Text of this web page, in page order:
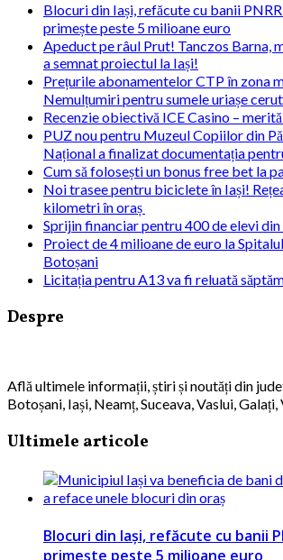
Blocuri din Iași, refăcute cu banii
primește peste 5 milioane euro
Apeduct pe râul Prut! Tanczos Barna,
a semnat proiectul la Iași!
Prețurile abonamentelor CTP în zona
Nemulțumiri pentru sumele uriașe
Recenzie obiectivă ICE Casino – merită
PUZ nou pentru Muzeul Copiilor din
Național a finalizat documentația
Cum să folosești un bonus free bet la
Noi trasee pentru biciclete în Iași!
kilometri în oraș
Sprijin financiar pentru 400 de elevi din
Proiect de 4 milioane de euro la
Botoșani
Licitația pentru A13 va fi reluată
Despre
Află ultimele informații, știri și noutăți din
Botoșani, Iași, Neamț, Suceava, Vaslui, Galați,
Ultimele articole
Blocuri din Iași, refăcute cu banii
primește peste 5 milioane euro